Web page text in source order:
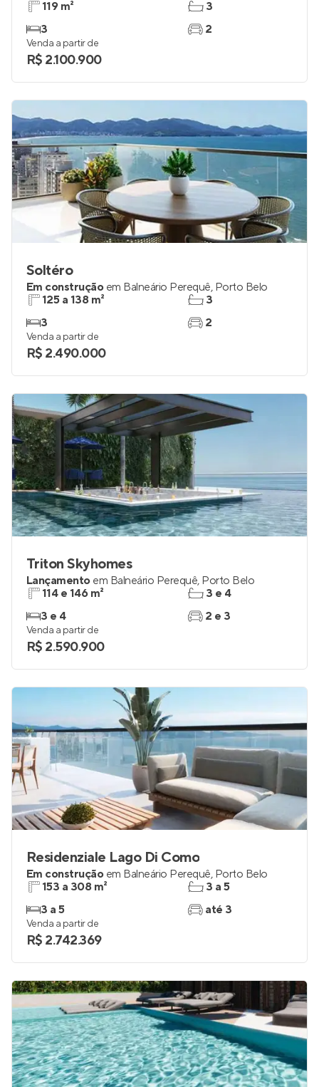
119 m²
3
3
2
Venda a partir de
R$ 2.100.900
Soltéro
Em construção em Balneário Perequê, Porto Belo
125 a 138 m²
3
3
2
Venda a partir de
R$ 2.490.000
Triton Skyhomes
Lançamento em Balneário Perequê, Porto Belo
114 e 146 m²
3 e 4
3 e 4
2 e 3
Venda a partir de
R$ 2.590.900
Residenziale Lago Di Como
Em construção em Balneário Perequê, Porto Belo
153 a 308 m²
3 a 5
3 a 5
até 3
Venda a partir de
R$ 2.742.369